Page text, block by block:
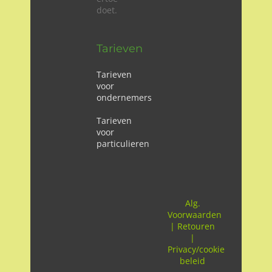
doet.
Tarieven
Tarieven
voor
ondernemers
Tarieven
voor
particulieren
Alg.
Voorwaarden
| Retouren
|
Privacy/cookie
beleid